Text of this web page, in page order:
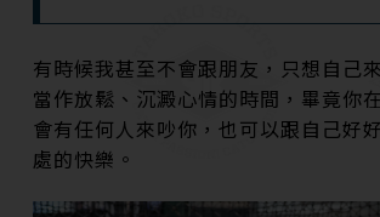
有時候我甚至不會跟朋友，只想自己
當作放鬆、沉澱心情的時間，畢竟你
會有任何人來吵你，也可以跟自己好
處的快樂。